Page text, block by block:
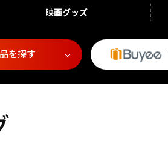
映画グッズ
を探す